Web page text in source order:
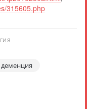
315605.php
деменция